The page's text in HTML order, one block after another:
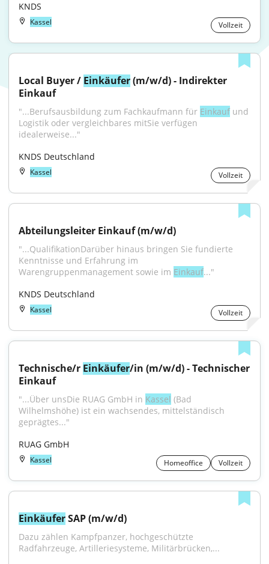
KNDS
Kassel Vollzeit
Local Buyer / Einkäufer (m/w/d) - Indirekter
Einkauf
"...Berufsausbildung zum Fachkaufmann für Einkauf und
Logistik oder vergleichbares mitSie verfügen
idealerweise..."
KNDS Deutschland
Kassel Vollzeit
Abteilungsleiter Einkauf (m/w/d)
"...QualifikationDarüber hinaus bringen Sie fundierte
Kenntnisse und Erfahrung im
Warengruppenmanagement sowie im Einkauf..."
KNDS Deutschland
Kassel Vollzeit
Technische/r Einkäufer/in (m/w/d) - Technischer
Einkauf
"...Über unsDie RUAG GmbH in Kassel (Bad
Wilhelmshöhe) ist ein wachsendes, mittelständisch
geprägtes..."
RUAG GmbH
Kassel Homeoffice Vollzeit
Einkäufer SAP (m/w/d)
Dazu zählen Kampfpanzer, hochgeschützte
Radfahrzeuge, Artilleriesysteme, Militärbrücken,...